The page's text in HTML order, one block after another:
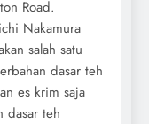
Road.
Nakamura
salah satu
dasar teh
es krim saja
dasar teh